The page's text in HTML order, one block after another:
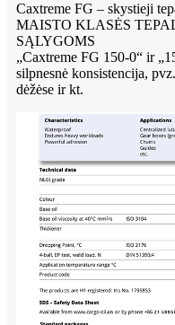
Caxtreme FG – skystieji
MAISTO KLASĖS
SĄLYGOMS
„Caxtreme FG 150-0“ ir
silpnesnė konsistencija,
dėžėse ir kt.